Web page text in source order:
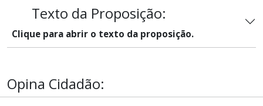
Texto da Proposição:
Clique para abrir o texto da proposição.
Opina Cidadão: